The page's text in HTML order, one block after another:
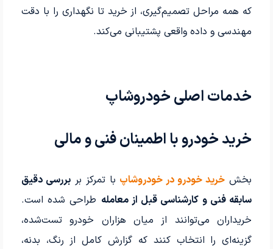
که همه مراحل تصمیم‌گیری، از خرید تا نگهداری را با دقت
مهندسی و داده واقعی پشتیبانی می‌کند.
خدمات اصلی خودروشاپ
خرید خودرو با اطمینان فنی و مالی
بخش خرید خودرو در خودروشاپ با تمرکز بربررسی دقیق
سابقه فنی و کارشناسی قبل از معامله طراحی شده است.
خریداران می‌توانند از میان هزاران خودرو تست‌شده،
گزینه‌ای را انتخاب کنند که گزارش کامل از رنگ، بدنه،